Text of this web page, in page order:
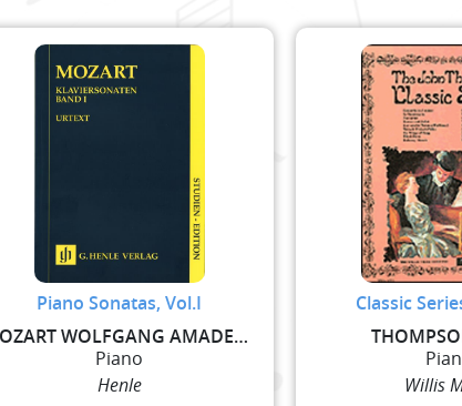
Piano Sonatas, Vol.I
MOZART WOLFGANG AMADEUS
Piano
Henle
Classic
Willis